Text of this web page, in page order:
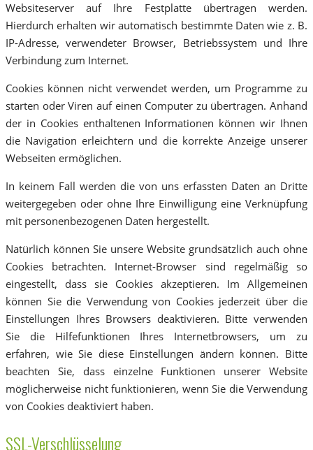
Websiteserver auf Ihre Festplatte übertragen werden.
Hierdurch erhalten wir automatisch bestimmte Daten wie z. B.
IP-Adresse, verwendeter Browser, Betriebssystem und Ihre
Verbindung zum Internet.
Cookies können nicht verwendet werden, um Programme zu
starten oder Viren auf einen Computer zu übertragen. Anhand
der in Cookies enthaltenen Informationen können wir Ihnen
die Navigation erleichtern und die korrekte Anzeige unserer
Webseiten ermöglichen.
In keinem Fall werden die von uns erfassten Daten an Dritte
weitergegeben oder ohne Ihre Einwilligung eine Verknüpfung
mit personenbezogenen Daten hergestellt.
Natürlich können Sie unsere Website grundsätzlich auch ohne
Cookies betrachten. Internet-Browser sind regelmäßig so
eingestellt, dass sie Cookies akzeptieren. Im Allgemeinen
können Sie die Verwendung von Cookies jederzeit über die
Einstellungen Ihres Browsers deaktivieren. Bitte verwenden
Sie die Hilfefunktionen Ihres Internetbrowsers, um zu
erfahren, wie Sie diese Einstellungen ändern können. Bitte
beachten Sie, dass einzelne Funktionen unserer Website
möglicherweise nicht funktionieren, wenn Sie die Verwendung
von Cookies deaktiviert haben.
SSL-Verschlüsselung